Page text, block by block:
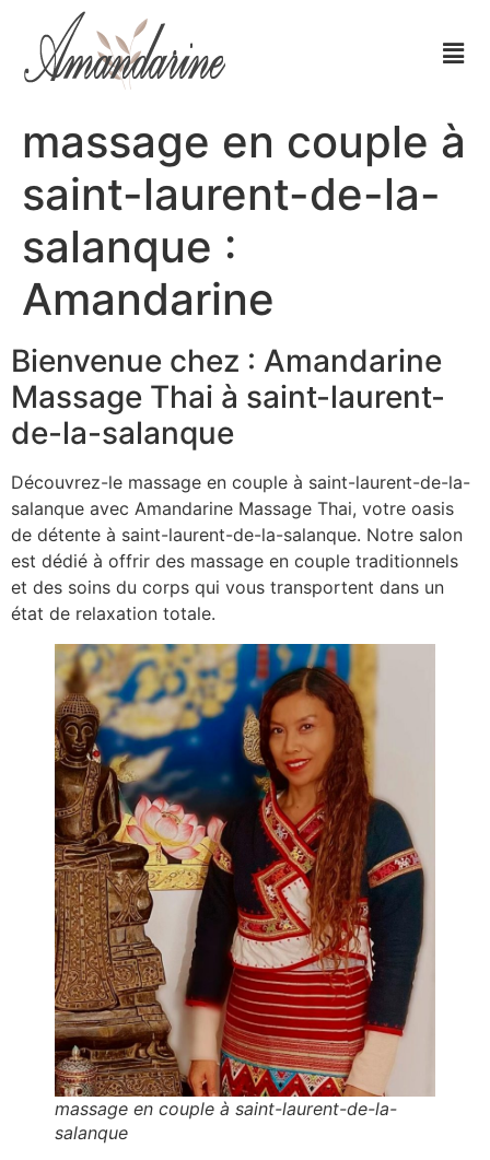
massage en couple à
saint-laurent-de-la-
salanque :
Amandarine
Bienvenue chez : Amandarine
Massage Thai à saint-laurent-
de-la-salanque
Découvrez-le massage en couple à saint-laurent-de-la-
salanque avec Amandarine Massage Thai, votre oasis
de détente à saint-laurent-de-la-salanque. Notre salon
est dédié à offrir des massage en couple traditionnels
et des soins du corps qui vous transportent dans un
état de relaxation totale.
massage en couple à saint-laurent-de-la-
salanque